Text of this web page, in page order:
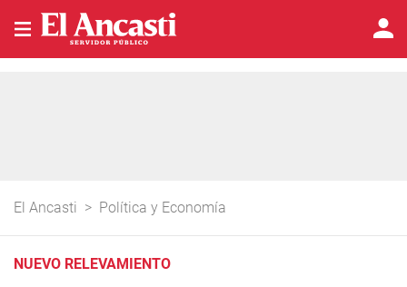
El Ancasti > Política y Economía
NUEVO RELEVAMIENTO